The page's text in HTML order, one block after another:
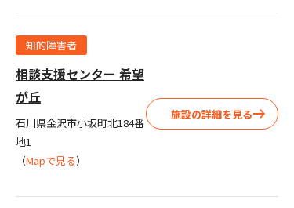
知的障害者
相談支援センター 希望
が丘
石川県金沢市小坂町北184番
地1
（Mapで見る）
施設の詳細を見る